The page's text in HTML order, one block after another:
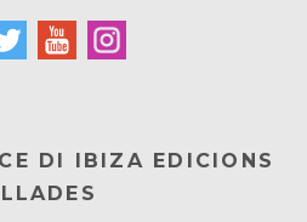
DI IBIZA EDICIONS